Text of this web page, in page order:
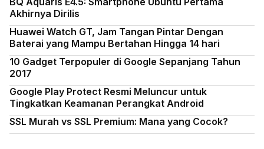
Akhirnya Dirilis
Huawei Watch GT, Jam Tangan Pintar Dengan
Baterai yang Mampu Bertahan Hingga 14 hari
10 Gadget Terpopuler di Google Sepanjang Tahun
2017
Google Play Protect Resmi Meluncur untuk
Tingkatkan Keamanan Perangkat Android
SSL Murah vs SSL Premium: Mana yang Cocok?